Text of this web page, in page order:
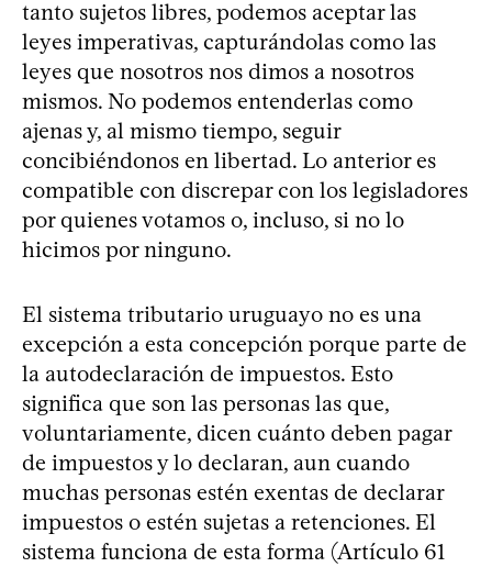
tanto sujetos libres, podemos aceptar las
leyes imperativas, capturándolas como las
leyes que nosotros nos dimos a nosotros
mismos. No podemos entenderlas como
ajenas y, al mismo tiempo, seguir
concibiéndonos en libertad. Lo anterior es
compatible con discrepar con los legisladores
por quienes votamos o, incluso, si no lo
hicimos por ninguno.
El sistema tributario uruguayo no es una
excepción a esta concepción porque parte de
la autodeclaración de impuestos. Esto
significa que son las personas las que,
voluntariamente, dicen cuánto deben pagar
de impuestos y lo declaran, aun cuando
muchas personas estén exentas de declarar
impuestos o estén sujetas a retenciones. El
sistema funciona de esta forma (Artículo 61